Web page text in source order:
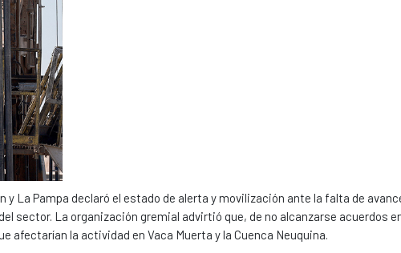
y La Pampa declaró el estado de alerta y movilización ante la falta de
sector. La organización gremial advirtió que, de no alcanzarse acuerdos
afectarían la actividad en Vaca Muerta y la Cuenca Neuquina.